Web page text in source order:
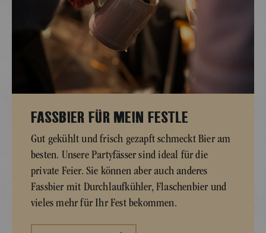
FASSBIER FÜR MEIN FESTLE
Gut gekühlt und frisch gezapft schmeckt Bier am
besten. Unsere Partyfässer sind ideal für die
private Feier. Sie können aber auch anderes
Fassbier mit Durchlaufkühler, Flaschenbier und
vieles mehr für Ihr Fest bekommen.